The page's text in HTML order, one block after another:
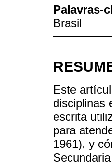
Palavras-
Brasil
Este
disciplinas
escrita
para
1961), y